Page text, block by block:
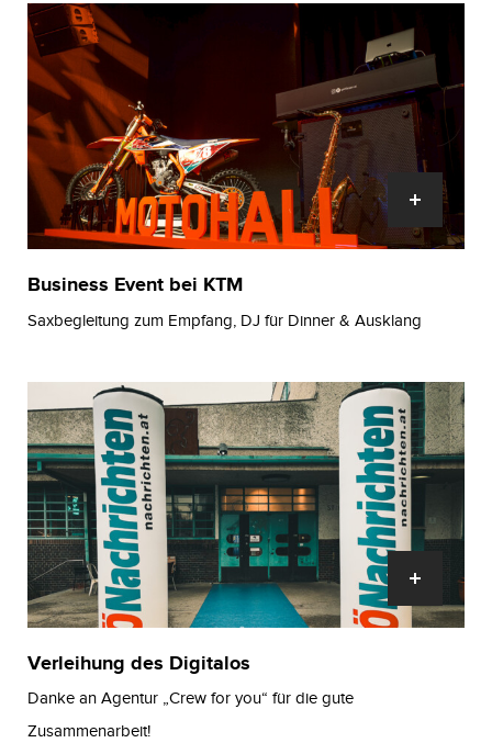
Business Event bei KTM
Saxbegleitung zum Empfang, DJ für Dinner & Ausklang
Verleihung des Digitalos
Danke an Agentur „Crew for you“ für die gute
Zusammenarbeit!